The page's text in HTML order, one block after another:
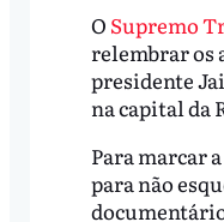
O Supremo
relembrar os
presidente
na capital da
Para marcar
para não